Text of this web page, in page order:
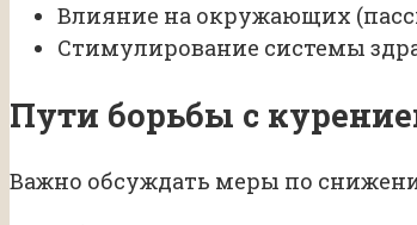
Влияние на окружающих
Стимулирование системы
Пути борьбы с
Важно обсуждать меры по